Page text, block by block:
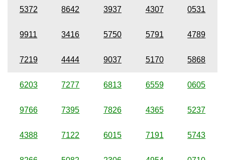
5372 8642 3937 4307 0531
9911 3416 5750 5791 4789
7219 4444 9037 5170 5868
6203 7277 6813 6559 0605
9766 7395 7826 4365 5237
4388 7122 6015 7191 5743